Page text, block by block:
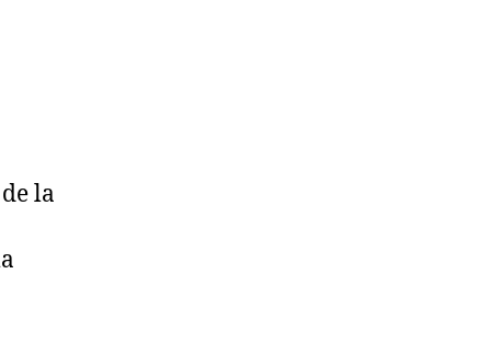
la